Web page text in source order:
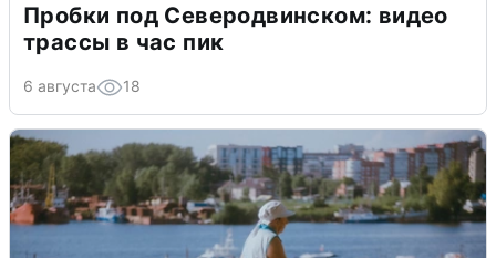
Пробки под Северодвинском: видео
трассы в час пик
6 августа 18